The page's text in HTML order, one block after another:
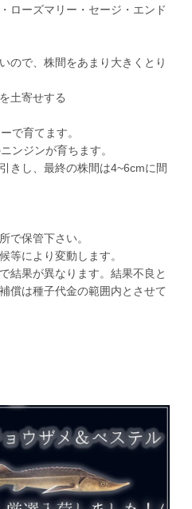
ローズマリー・セージ・エンド
ので、株間をあまり大きくとり
土寄せする
で育てます。
ンジンが育ちます。
きし、最終の株間は4~6cmに間
で保管下さい。
等により変動します。
結果が異なります。結果不良と
償は種子代金の範囲内とさせて